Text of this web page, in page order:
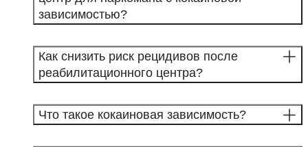
зависимостью?
Как снизить риск рецидивов после
реабилитационного центра?
Что такое кокаиновая зависимость?